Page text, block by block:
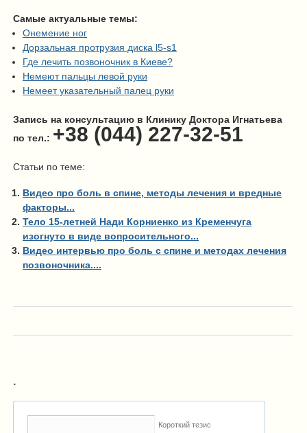
Самые актуальные темы:
Онемение ног
Дорзальная протрузия диска l5-s1
Где лечить позвоночник в Киеве?
Немеют пальцы левой руки
Немеет указательный палец руки
Запись на консультацию в Клинику Доктора Игнатьева
по тел.: +38 (044) 227-32-51
Статьи по теме:
Видео про боль в спине, методы лечения и вредные
факторы...
Тело 15-летней Нади Корниенко из Кременчуга
изогнуто в виде вопросительного...
Видео интервью про боль с спине и методах лечения
позвоночника....
.
Короткий тезис